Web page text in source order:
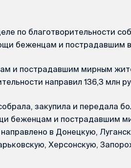
по благотворительности
беженцам и пострадавшим
и пострадавшим мирным
направил 136,3 млн
закупила и передала
беженцам и пострадавшим
в Донецкую,
Херсонскую,